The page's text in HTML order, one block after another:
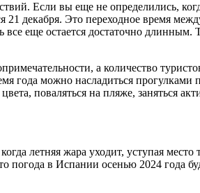
Если вы еще не определились,
21 декабря. Это переходное время
все еще остается достаточно
а количество
года можно насладиться
поваляться на пляже, заняться
летняя жара уходит, уступая
погода в Испании осенью 2024